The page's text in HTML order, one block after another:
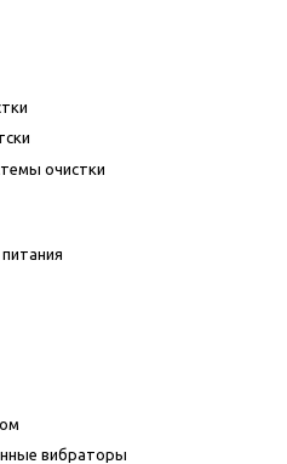
очистки
вибраторы